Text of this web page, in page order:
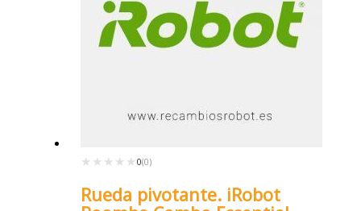
★★★★★
★★★★★ 0(0)
Rueda pivotante. iRobot